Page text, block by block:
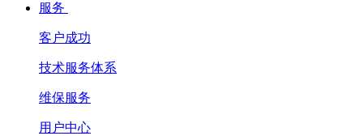
服务
客户成功
技术服务体系
维保服务
用户中心